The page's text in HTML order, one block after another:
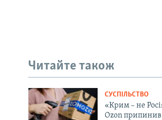
Читайте також
СУСПІЛЬСТВО
«Крим – не
Ozon